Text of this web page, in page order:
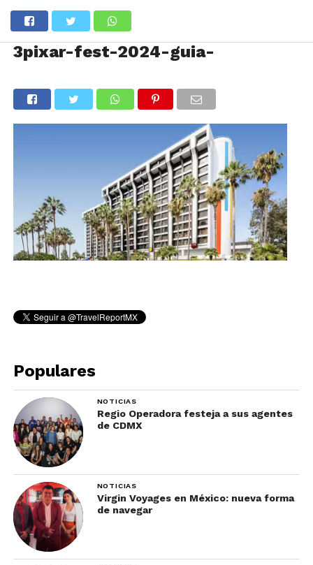
3pixar-fest-2024-guia-
Populares
NOTICIAS
Regio Operadora festeja a sus agentes
de CDMX
NOTICIAS
Virgin Voyages en México: nueva forma
de navegar